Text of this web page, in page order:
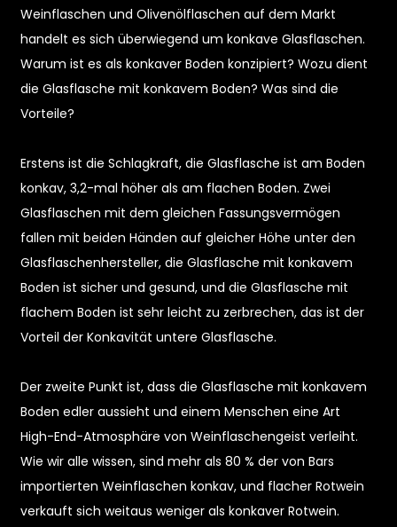
Weinflaschen und Olivenölflaschen auf dem Markt
handelt es sich überwiegend um konkave Glasflaschen.
Warum ist es als konkaver Boden konzipiert? Wozu dient
die Glasflasche mit konkavem Boden? Was sind die
Vorteile?
Erstens ist die Schlagkraft, die Glasflasche ist am Boden
konkav, 3,2-mal höher als am flachen Boden. Zwei
Glasflaschen mit dem gleichen Fassungsvermögen
fallen mit beiden Händen auf gleicher Höhe unter den
Glasflaschenhersteller, die Glasflasche mit konkavem
Boden ist sicher und gesund, und die Glasflasche mit
flachem Boden ist sehr leicht zu zerbrechen, das ist der
Vorteil der Konkavität untere Glasflasche.
Der zweite Punkt ist, dass die Glasflasche mit konkavem
Boden edler aussieht und einem Menschen eine Art
High-End-Atmosphäre von Weinflaschengeist verleiht.
Wie wir alle wissen, sind mehr als 80 % der von Bars
importierten Weinflaschen konkav, und flacher Rotwein
verkauft sich weitaus weniger als konkaver Rotwein.